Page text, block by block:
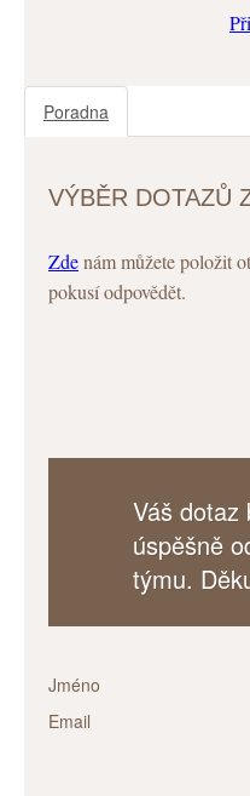
Poradna
VÝBĚR DOTAZŮ
Zdenám můžete položit
pokusí odpovědět.
Váš dotaz
úspěšně
týmu.
Jméno
Email